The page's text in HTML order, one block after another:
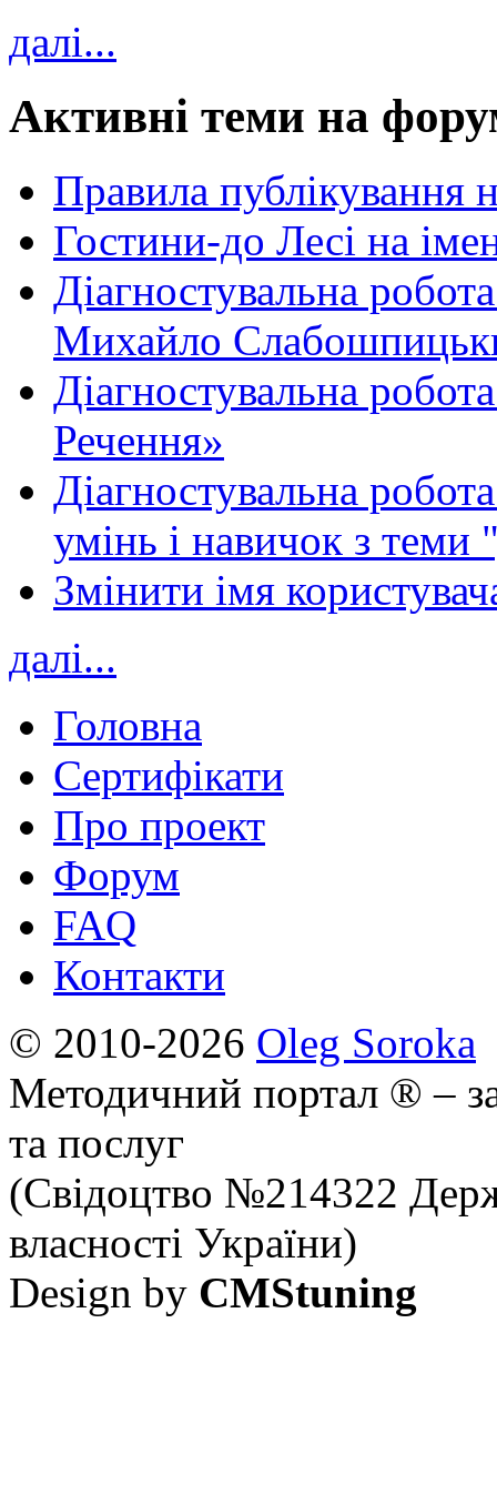
далі...
Активні теми на
Правила публікування
Гостини-до Лесі на
Діагностувальна
Михайло
Діагностувальна
Речення»
Діагностувальна
умінь і навичок з теми
Змінити імя
далі...
Головна
Сертифікати
Про проект
Форум
FAQ
Контакти
© 2010-2026 Oleg Soroka
Методичний портал ® –
та послуг
(Свідоцтво №214322
власності України)
Design by CMStuning